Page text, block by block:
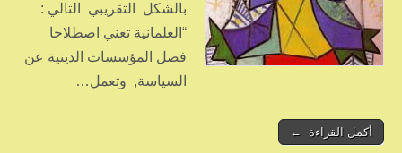
بالشكل التقريبي التالي :
“العلمانية تعني اصطلاحا
فصل المؤسسات الدينية عن
السياسة, وتعمل…
أكمل القراءة ←